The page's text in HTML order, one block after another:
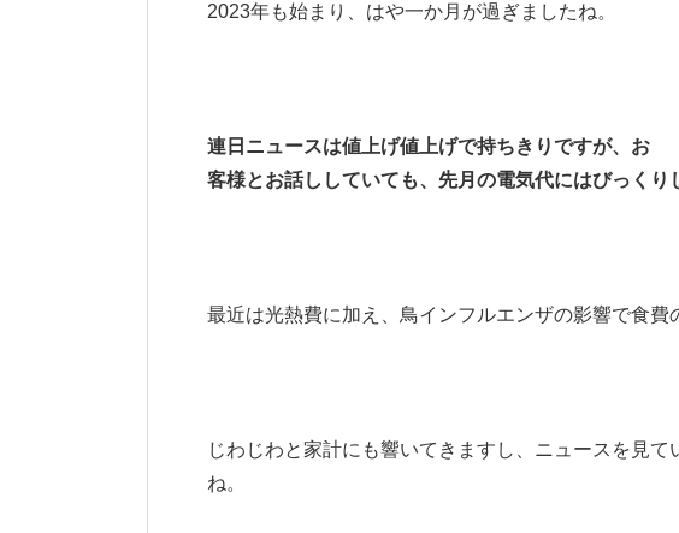
2023年も始まり、はや一か月が過ぎましたね。
連日ニュースは値上げ値上げで持ちきりですが、お
客様とお話ししていても、先月の電気代にはびっく
最近は光熱費に加え、鳥インフルエンザの影響で食
じわじわと家計にも響いてきますし、ニュースを見
ね。